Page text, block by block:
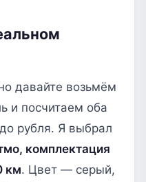
давайте возьмём
и посчитаем оба
рубля. Я выбрал
комплектация
км. Цвет — серый,